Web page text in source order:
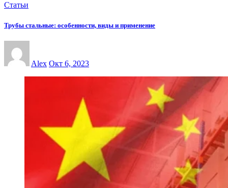
Статьи
Трубы стальные: особенности, виды и применение
Alex Окт 6, 2023